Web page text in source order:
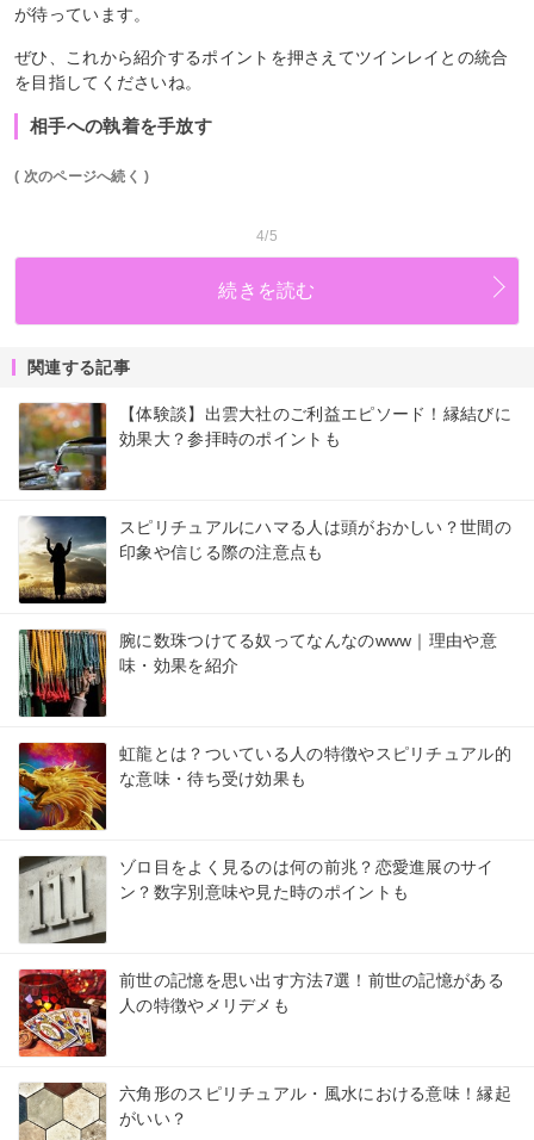
が待っています。
ぜひ、これから紹介するポイントを押さえてツインレイとの統合
を目指してくださいね。
相手への執着を手放す
( 次のページへ続く )
4/5
続きを読む
関連する記事
【体験談】出雲大社のご利益エピソード！縁結びに
効果大？参拝時のポイントも
スピリチュアルにハマる人は頭がおかしい？世間の
印象や信じる際の注意点も
腕に数珠つけてる奴ってなんなのwww｜理由や意
味・効果を紹介
虹龍とは？ついている人の特徴やスピリチュアル的
な意味・待ち受け効果も
ゾロ目をよく見るのは何の前兆？恋愛進展のサイ
ン？数字別意味や見た時のポイントも
前世の記憶を思い出す方法7選！前世の記憶がある
人の特徴やメリデメも
六角形のスピリチュアル・風水における意味！縁起
がいい？